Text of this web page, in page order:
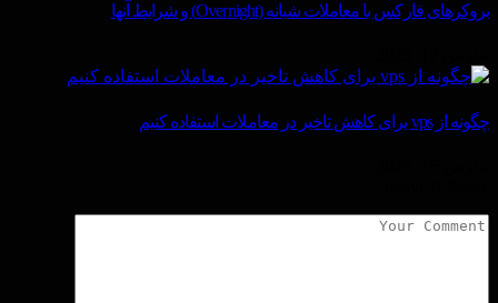
بروکرهای فارکس با معاملات شبانه (Overnight) و شرایط آنها
چگونه از vps برای کاهش تاخیر در معاملات استفاده کنیم